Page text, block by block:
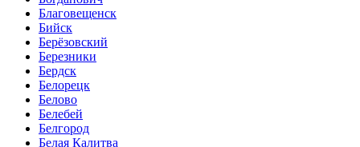
Благовещенск
Бийск
Берёзовский
Березники
Бердск
Белорецк
Белово
Белебей
Белгород
Белая Калитва